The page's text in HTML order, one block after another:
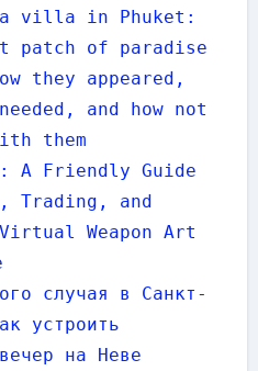
a villa in Phuket:
patch of paradise
they appeared,
and how not
them
A Friendly Guide
Trading, and
Weapon Art
случая в Санкт-
устроить
на Неве